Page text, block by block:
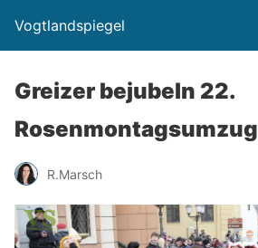
Vogtlandspiegel
Greizer bejubeln 22.
Rosenmontagsumzug
R.Marsch